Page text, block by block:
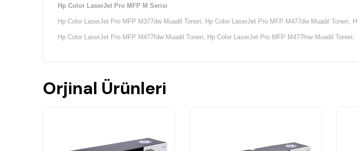
Hp Color LaserJet Pro MFP M Serisi
Hp Color LaserJet Pro MFP M377dw Muadil Toneri, Hp Color LaserJet Pro MFP M477dw Muadil Toneri,
Hp Color LaserJet Pro MFP M477fdw Muadil Toneri, Hp Color LaserJet Pro MFP M477fnw Muadil Toneri,
Orjinal Ürünleri